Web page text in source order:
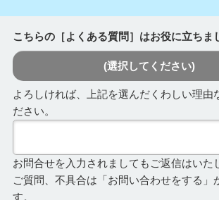
こちらの［よくある質問］はお役に立ちま
(選択してください)
よろしければ、上記を選んだくわしい理由
ださい。
お問合せを入力されましてもご返信はいた
ご質問、不具合は「お問い合わせをする」
す。